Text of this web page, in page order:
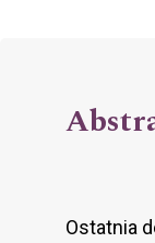
Ostatnia